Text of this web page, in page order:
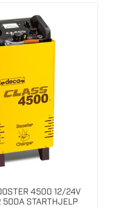
4500 12/24V
500A STARTHJELP